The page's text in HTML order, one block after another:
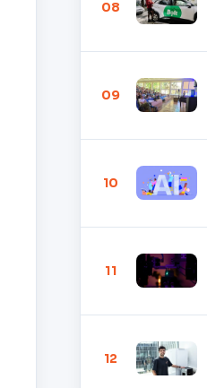
08
09
10
11
12